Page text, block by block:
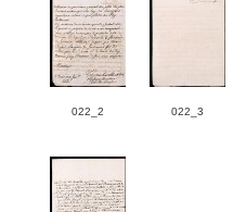
022_2
022_3